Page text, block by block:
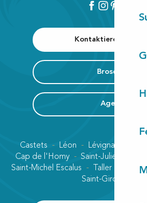
Kontaktieren Sie uns
Broschüre
Agenda
Castets Léon Lévignacq
Cap de l'Homy
Saint-Julien-en-Born
Saint-Michel Escalus
Taller
Saint-Girons plage